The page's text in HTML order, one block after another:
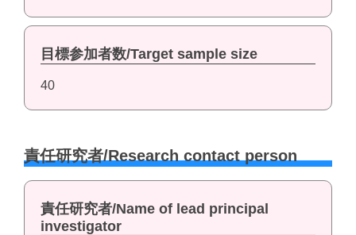
目標参加者数/Target sample size
40
責任研究者/Research contact person
責任研究者/Name of lead principal
investigator